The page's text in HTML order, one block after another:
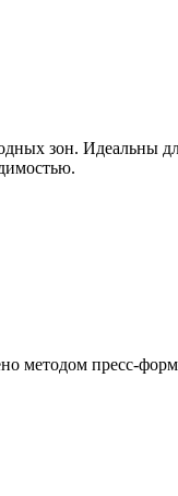
зон.
методом пресс-